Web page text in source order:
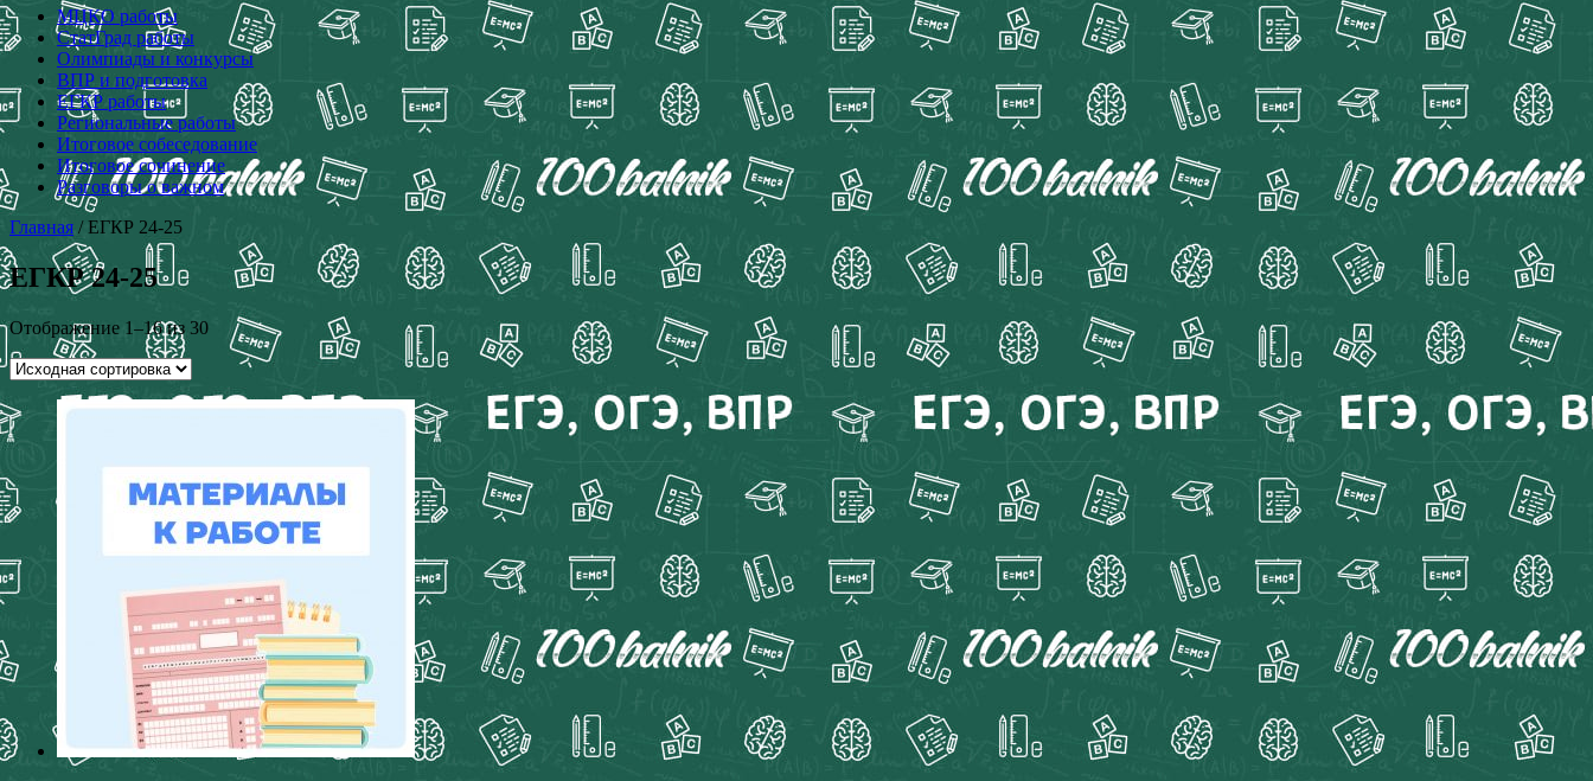
МЦКО работы
СтатГрад работы
Олимпиады и конкурсы
ВПР и подготовка
ЕГКР работы
Региональные работы
Итоговое собеседование
Итоговое сочинение
Разговоры о важном
Главная / ЕГКР 24-25
ЕГКР 24-25
Отображение 1–16 из 30